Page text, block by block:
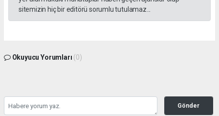
sitemizin hiç bir editörü sorumlu tutulamaz...
Okuyucu Yorumları (0)
Gönder